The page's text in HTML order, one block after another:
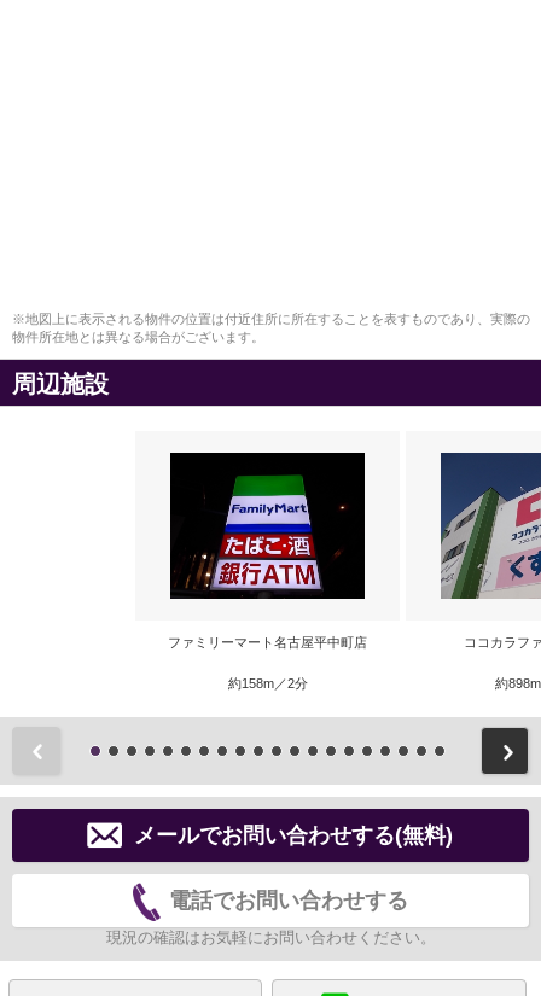
※地図上に表示される物件の位置は付近住所に所在することを表すものであり、実際の
物件所在地とは異なる場合がございます。
周辺施設
ファミリーマート名古屋平中町店
約158m／2分
ココカラフ
約
メールでお問い合わせする(無料)
電話でお問い合わせする
現況の確認はお気軽にお問い合わせください。